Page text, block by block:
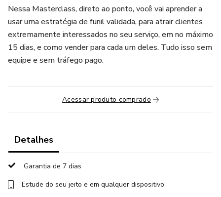
Nessa Masterclass, direto ao ponto, você vai aprender a
usar uma estratégia de funil validada, para atrair clientes
extremamente interessados no seu serviço, em no máximo
15 dias, e como vender para cada um deles. Tudo isso sem
equipe e sem tráfego pago.
Acessar produto comprado
Detalhes
Garantia de 7 dias
Estude do seu jeito e em qualquer dispositivo